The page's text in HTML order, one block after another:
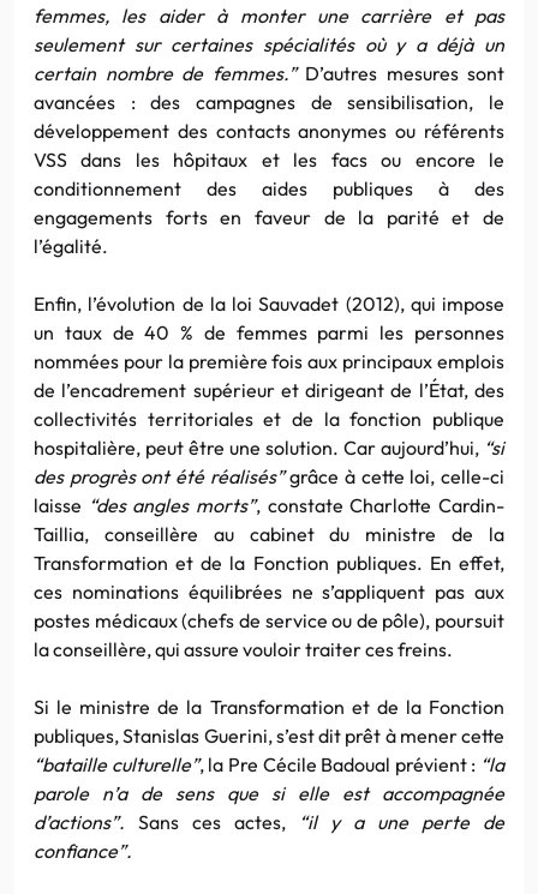
femmes, les aider à monter une carrière et pas
seulement sur certaines spécialités où y a déjà un
certain nombre de femmes.” D’autres mesures sont
avancées : des campagnes de sensibilisation, le
développement des contacts anonymes ou référents
VSS dans les hôpitaux et les facs ou encore le
conditionnement des aides publiques à des
engagements forts en faveur de la parité et de
l’égalité.
Enfin, l’évolution de la loi Sauvadet (2012), qui impose
un taux de 40 % de femmes parmi les personnes
nommées pour la première fois aux principaux emplois
de l’encadrement supérieur et dirigeant de l’État, des
collectivités territoriales et de la fonction publique
hospitalière, peut être une solution. Car aujourd’hui, “si
des progrès ont été réalisés”grâce à cette loi, celle-ci
laisse “des angles morts”, constate Charlotte Cardin-
Taillia, conseillère au cabinet du ministre de la
Transformation et de la Fonction publiques. En effet,
ces nominations équilibrées ne s’appliquent pas aux
postes médicaux (chefs de service ou de pôle), poursuit
la conseillère, qui assure vouloir traiter ces freins.
Si le ministre de la Transformation et de la Fonction
publiques, Stanislas Guerini, s’est dit prêt à mener cette
“bataille culturelle”, la Pre Cécile Badoual prévient : “la
parole n’a de sens que si elle est accompagnée
d’actions”. Sans ces actes,
“il y a une perte de
confiance”.